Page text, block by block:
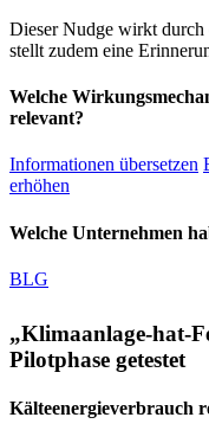
Dieser Nudge wirkt durch
stellt zudem eine
Welche
relevant?
Informationen übersetzen
erhöhen
Welche Unternehmen
BLG
„Klimaanlage-hat-
Pilotphase getestet
Kälteenergieverbrauch